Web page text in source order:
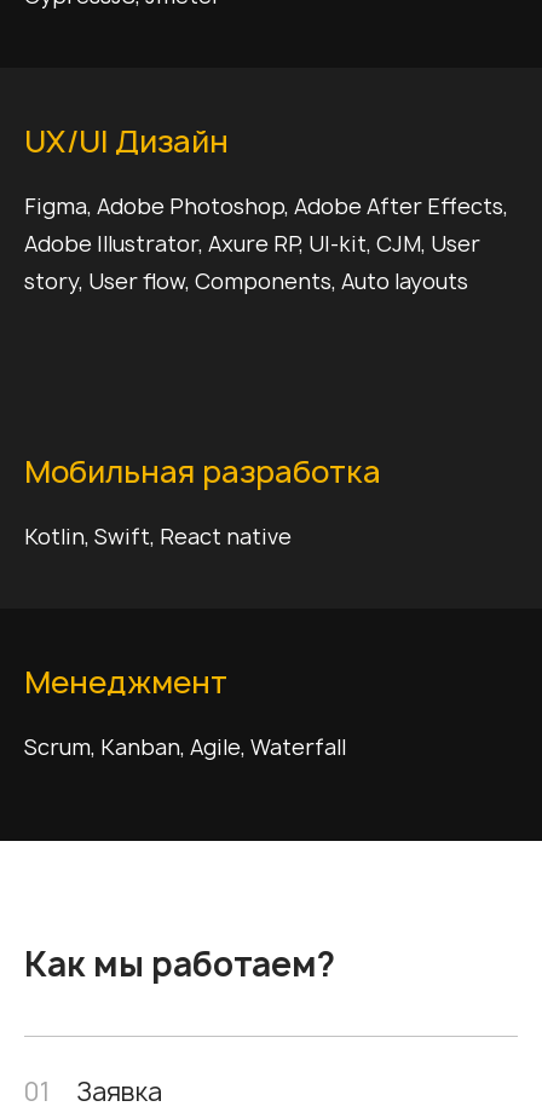
UX/UI Дизайн
Figma, Adobe Photoshop, Adobe After Effects,
Adobe Illustrator, Axure RP, UI-kit, CJM, User
story, User flow, Components, Auto layouts
Мобильная разработка
Kotlin, Swift, React native
Менеджмент
Scrum, Kanban, Agile, Waterfall
Как мы работаем?
01 Заявка